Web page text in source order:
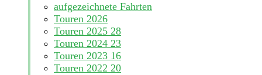
aufgezeichnete Fahrten
Touren 2026
Touren 2025 28
Touren 2024 23
Touren 2023 16
Touren 2022 20